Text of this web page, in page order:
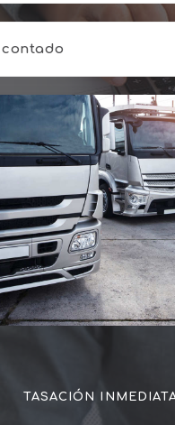
contado
TASACIÓN